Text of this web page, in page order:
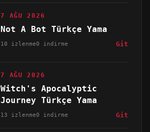
7 AĞU 2026
Not A Bot Türkçe Yama
10 izlenme0 indirme Git
7 AĞU 2026
Witch's Apocalyptic
Journey Türkçe Yama
13 izlenme0 indirme Git